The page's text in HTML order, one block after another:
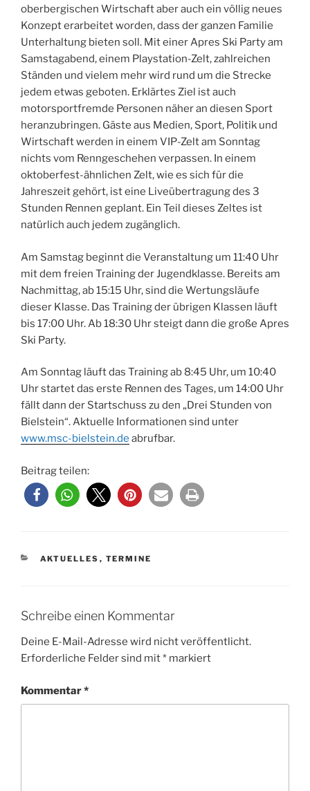
oberbergischen Wirtschaft aber auch ein völlig neues
Konzept erarbeitet worden, dass der ganzen Familie
Unterhaltung bieten soll. Mit einer Apres Ski Party am
Samstagabend, einem Playstation-Zelt, zahlreichen
Ständen und vielem mehr wird rund um die Strecke
jedem etwas geboten. Erklärtes Ziel ist auch
motorsportfremde Personen näher an diesen Sport
heranzubringen. Gäste aus Medien, Sport, Politik und
Wirtschaft werden in einem VIP-Zelt am Sonntag
nichts vom Renngeschehen verpassen. In einem
oktoberfest-ähnlichen Zelt, wie es sich für die
Jahreszeit gehört, ist eine Liveübertragung des 3
Stunden Rennen geplant. Ein Teil dieses Zeltes ist
natürlich auch jedem zugänglich.
Am Samstag beginnt die Veranstaltung um 11:40 Uhr
mit dem freien Training der Jugendklasse. Bereits am
Nachmittag, ab 15:15 Uhr, sind die Wertungsläufe
dieser Klasse. Das Training der übrigen Klassen läuft
bis 17:00 Uhr. Ab 18:30 Uhr steigt dann die große Apres
Ski Party.
Am Sonntag läuft das Training ab 8:45 Uhr, um 10:40
Uhr startet das erste Rennen des Tages, um 14:00 Uhr
fällt dann der Startschuss zu den „Drei Stunden von
Bielstein“. Aktuelle Informationen sind unter
www.msc-bielstein.de abrufbar.
Beitrag teilen:
KATEGORIEN
AKTUELLES , TERMINE
Schreibe einen Kommentar
Deine E-Mail-Adresse wird nicht veröffentlicht.
Erforderliche Felder sind mit* markiert
Kommentar*